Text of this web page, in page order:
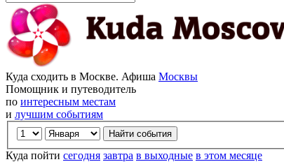
Куда сходить в Москве. Афиша Москвы
Помощник и путеводитель
по интересным местам
и лучшим событиям
Куда пойти сегодня завтра в выходные в этом месяце